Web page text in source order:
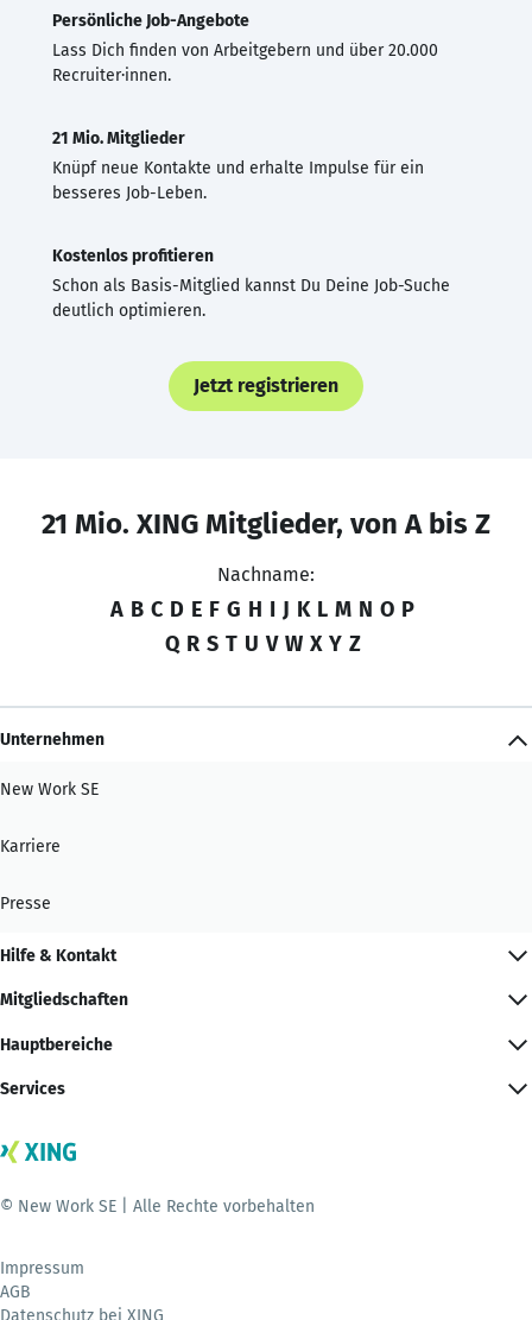
Persönliche Job-Angebote
Lass Dich finden von Arbeitgebern und über 20.000
Recruiter·innen.
21 Mio. Mitglieder
Knüpf neue Kontakte und erhalte Impulse für ein
besseres Job-Leben.
Kostenlos profitieren
Schon als Basis-Mitglied kannst Du Deine Job-Suche
deutlich optimieren.
Jetzt registrieren
21 Mio. XING Mitglieder, von A bis Z
Nachname:
A B C D E F G H I J K L M N O P
Q R S T U V W X Y Z
Unternehmen
New Work SE
Karriere
Presse
Hilfe & Kontakt
Mitgliedschaften
Hauptbereiche
Services
© New Work SE | Alle Rechte vorbehalten
Impressum
AGB
Datenschutz bei XING